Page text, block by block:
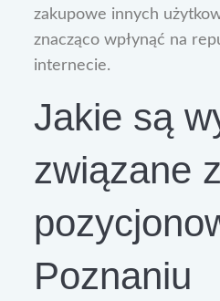
zakupowe innych
znacząco wpłynąć na
internecie.
Jakie są
związane z
Poznaniu